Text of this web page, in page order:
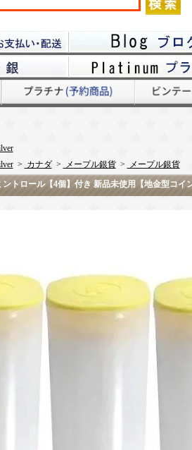
> カナダ> メープル銀貨>
メープル銀貨
トロール【4個】付き 新品未使用【地金型コイ